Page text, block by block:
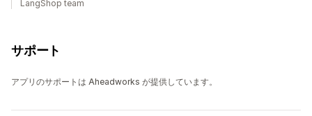
LangShop team
サポート
アプリのサポートは Aheadworks が提供しています。